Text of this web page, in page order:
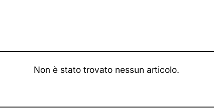
Non è stato trovato nessun articolo.